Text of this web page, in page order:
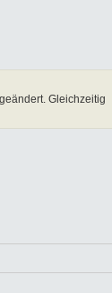
Gleichzeitig